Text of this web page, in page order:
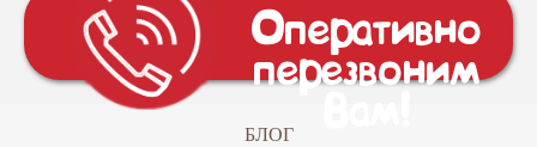
Оперативно
перезвоним
БЛОГ